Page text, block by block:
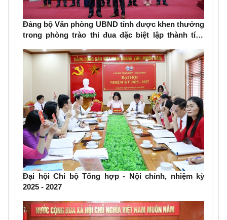
Đảng bộ Văn phòng UBND tỉnh được khen thưởng
trong phòng trào thi đua đặc biệt lập thành tích
Đại hội Chi bộ Tổng hợp - Nội chính, nhiệm kỳ
2025 - 2027